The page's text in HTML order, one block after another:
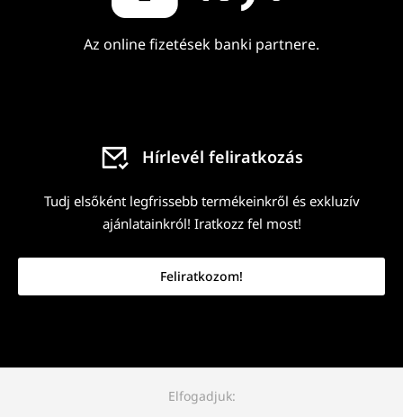
Az online fizetések banki partnere.
Hírlevél feliratkozás
Tudj elsőként legfrissebb termékeinkről és exkluzív
ajánlatainkról! Iratkozz fel most!
Feliratkozom!
Elfogadjuk: